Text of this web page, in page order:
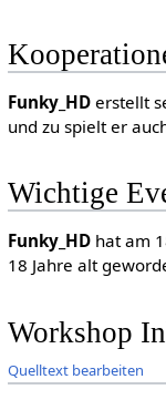
Funky_HDerstellt
und zu spielt er
Wichtige
Funky_HDhat am
18 Jahre alt
Workshop
Quelltext bearbeiten